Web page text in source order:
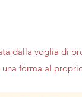
dalla voglia di
una forma al